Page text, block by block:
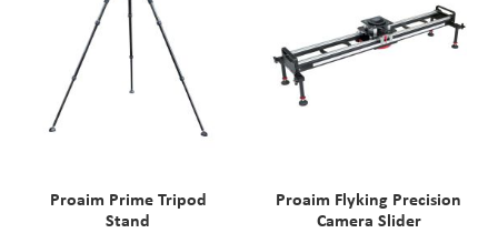
Proaim Prime Tripod
Stand
Proaim Flyking Precision
Camera Slider